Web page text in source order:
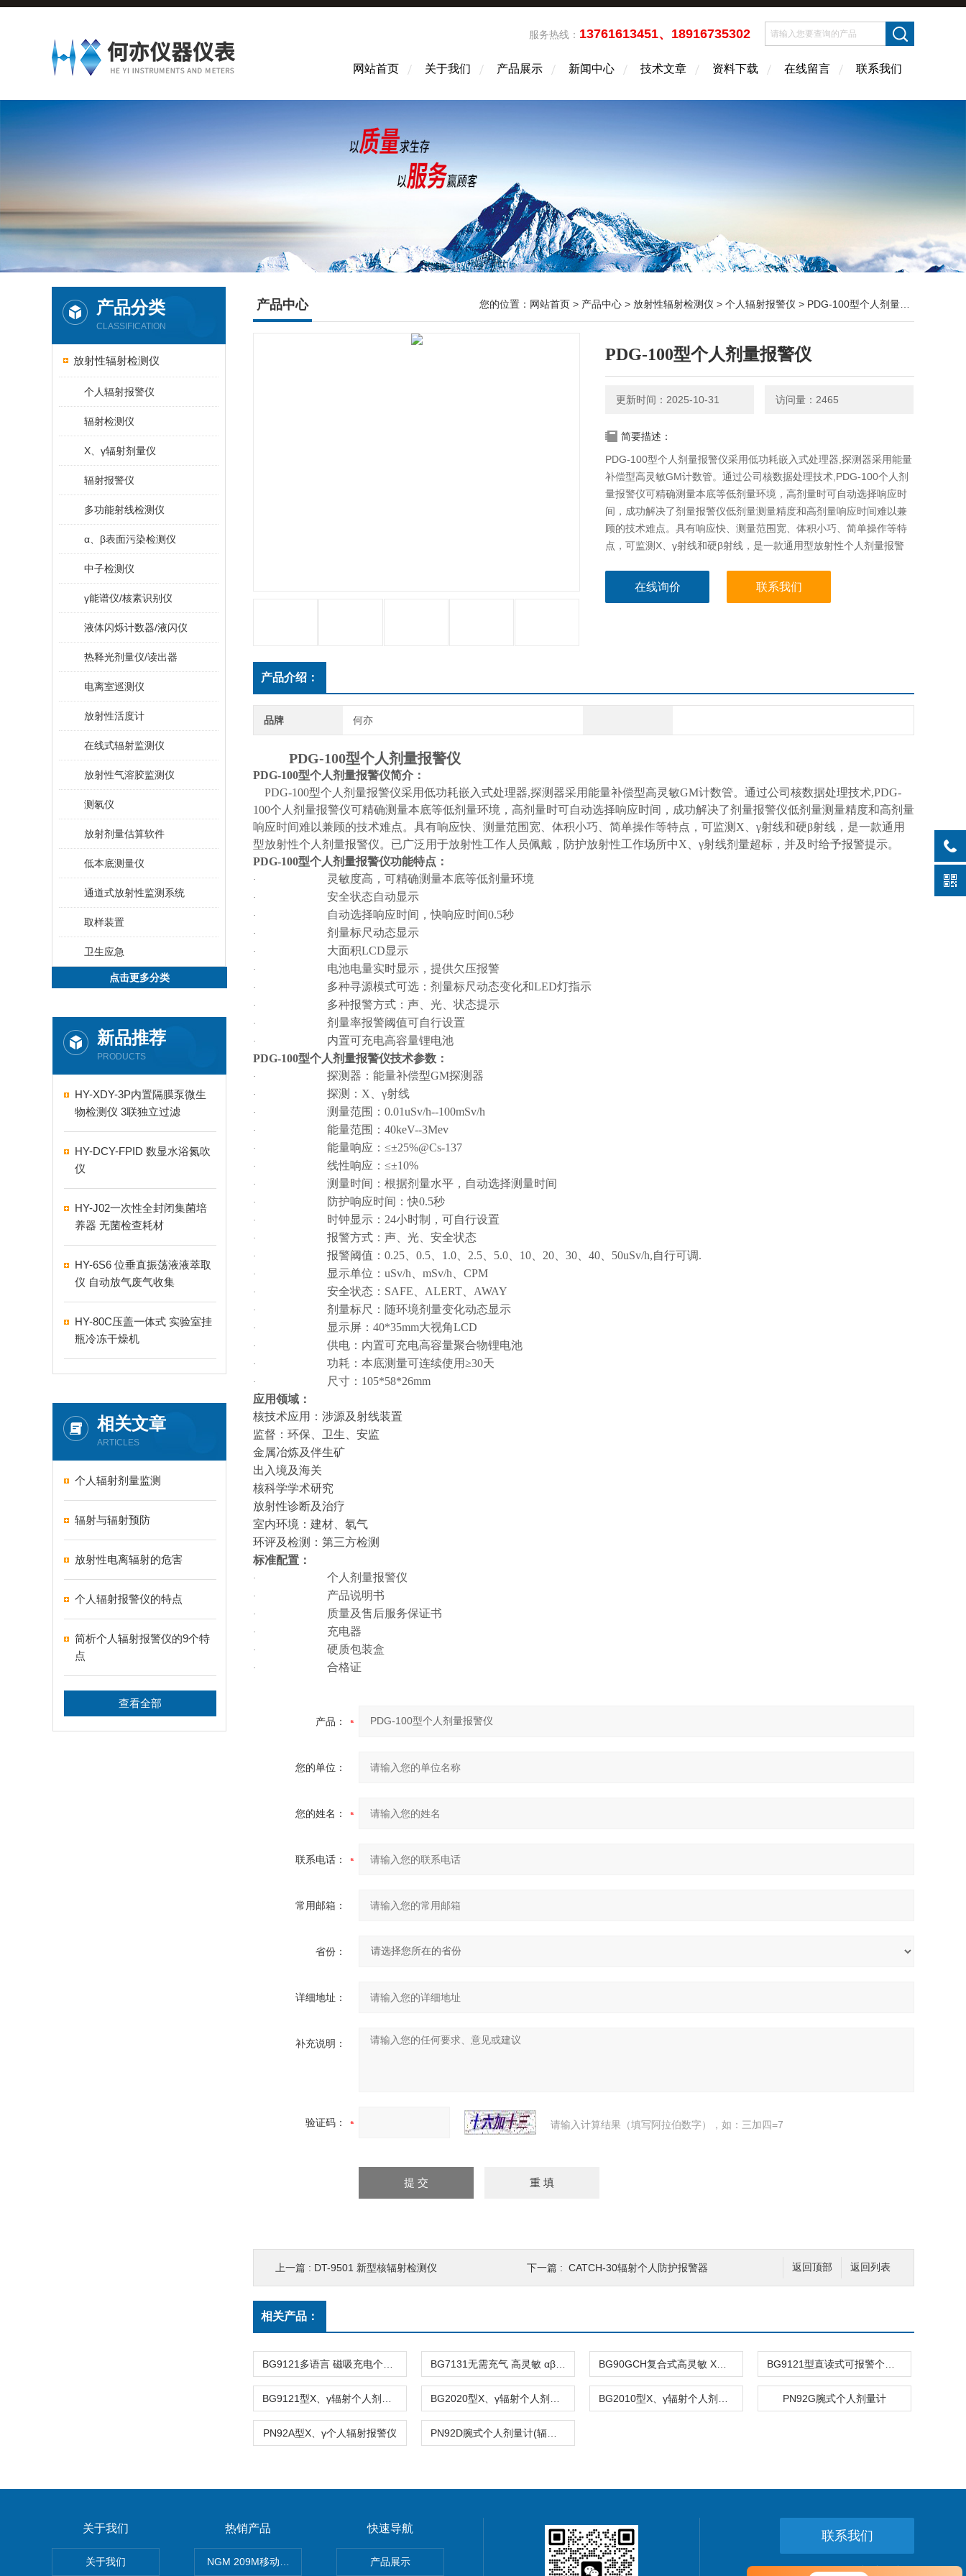
服务热线： 13761613451、18916735302
网站首页 关于我们 产品展示 新闻中心 技术文章 资料下载 在线留言 联系我们
产品分类
CLASSIFICATION
放射性辐射检测仪
个人辐射报警仪
辐射检测仪
X、γ辐射剂量仪
辐射报警仪
多功能射线检测仪
α、β表面污染检测仪
中子检测仪
γ能谱仪/核素识别仪
液体闪烁计数器/液闪仪
热释光剂量仪/读出器
电离室巡测仪
放射性活度计
在线式辐射监测仪
放射性气溶胶监测仪
测氡仪
放射剂量估算软件
低本底测量仪
通道式放射性监测系统
取样装置
卫生应急
点击更多分类
新品推荐
PRODUCTS
HY-XDY-3P内置隔膜泵微生
物检测仪 3联独立过滤
HY-DCY-FPID 数显水浴氮吹
仪
HY-J02一次性全封闭集菌培
养器 无菌检查耗材
HY-6S6 位垂直振荡液液萃取
仪 自动放气废气收集
HY-80C压盖一体式 实验室挂
瓶冷冻干燥机
相关文章
ARTICLES
个人辐射剂量监测
辐射与辐射预防
放射性电离辐射的危害
个人辐射报警仪的特点
简析个人辐射报警仪的9个特
点
查看全部
产品中心 您的位置： 网站首页 > 产品中心 > 放射性辐射检测仪 > 个人辐射报警仪 > PDG-100型个人剂量报警仪
PDG-100型个人剂量报警仪
更新时间：2025-10-31 访问量：2465
简要描述：
PDG-100型个人剂量报警仪采用低功耗嵌入式处理器,探测器采用能量
补偿型高灵敏GM计数管。通过公司核数据处理技术,PDG-100个人剂
量报警仪可精确测量本底等低剂量环境，高剂量时可自动选择响应时
间，成功解决了剂量报警仪低剂量测量精度和高剂量响应时间难以兼
顾的技术难点。具有响应快、测量范围宽、体积小巧、简单操作等特
点，可监测X、γ射线和硬β射线，是一款通用型放射性个人剂量报警
在线询价 联系我们
产品介绍：
品牌 何亦
PDG-100型个人剂量报警仪
PDG-100型个人剂量报警仪简介：
PDG-100型个人剂量报警仪采用低功耗嵌入式处理器,探测器采用能量补偿型高灵敏GM计数管。通过公司核数据处理技术,PDG-
100个人剂量报警仪可精确测量本底等低剂量环境，高剂量时可自动选择响应时间，成功解决了剂量报警仪低剂量测量精度和高剂量
响应时间难以兼顾的技术难点。具有响应快、测量范围宽、体积小巧、简单操作等特点，可监测X、γ射线和硬β射线，是一款通用
型放射性个人剂量报警仪。已广泛用于放射性工作人员佩戴，防护放射性工作场所中X、γ射线剂量超标，并及时给予报警提示。
PDG-100型个人剂量报警仪功能特点：
· 灵敏度高，可精确测量本底等低剂量环境
· 安全状态自动显示
· 自动选择响应时间，快响应时间0.5秒
· 剂量标尺动态显示
· 大面积LCD显示
· 电池电量实时显示，提供欠压报警
· 多种寻源模式可选：剂量标尺动态变化和LED灯指示
· 多种报警方式：声、光、状态提示
· 剂量率报警阈值可自行设置
· 内置可充电高容量锂电池
PDG-100型个人剂量报警仪技术参数：
· 探测器：能量补偿型GM探测器
· 探测：X、γ射线
· 测量范围：0.01uSv/h--100mSv/h
· 能量范围：40keV--3Mev
· 能量响应：≤±25%@Cs-137
· 线性响应：≤±10%
· 测量时间：根据剂量水平，自动选择测量时间
· 防护响应时间：快0.5秒
· 时钟显示：24小时制，可自行设置
· 报警方式：声、光、安全状态
· 报警阈值：0.25、0.5、1.0、2.5、5.0、10、20、30、40、50uSv/h,自行可调.
· 显示单位：uSv/h、mSv/h、CPM
· 安全状态：SAFE、ALERT、AWAY
· 剂量标尺：随环境剂量变化动态显示
· 显示屏：40*35mm大视角LCD
· 供电：内置可充电高容量聚合物锂电池
· 功耗：本底测量可连续使用≥30天
·
尺寸：105*58*26mm
应用领域：
核技术应用：涉源及射线装置
监督：环保、卫生、安监
金属冶炼及伴生矿
出入境及海关
核科学学术研究
放射性诊断及治疗
室内环境：建材、氡气
环评及检测：第三方检测
标准配置：
· 个人剂量报警仪
· 产品说明书
· 质量及售后服务保证书
· 充电器
· 硬质包装盒
· 合格证
产品：
您的单位：
您的姓名：
联系电话：
常用邮箱：
省份：
详细地址：
补充说明：
验证码： 请输入计算结果（填写阿拉伯数字），如：三加四=7
返回列表
返回顶部
上一篇 : DT-9501 新型核辐射检测仪 下一篇 : CATCH-30辐射个人防护报警器
相关产品：
PN92G腕式个人剂量计
PN92A型X、γ个人辐射报警仪
关于我们
关于我们
热销产品
NGM 209M移动式惰性气体监测仪 辐射测量仪
快速导航
产品展示
联系我们
24小时热线：